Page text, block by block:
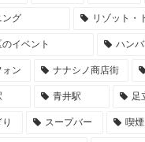
ング リゾット・
イベント ハン
ォン ナナシノ商店街
青井駅 足
スープバー 喫